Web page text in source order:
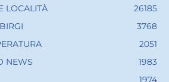
LOCALITÀ
26185
3768
2051
NEWS
1983
1974